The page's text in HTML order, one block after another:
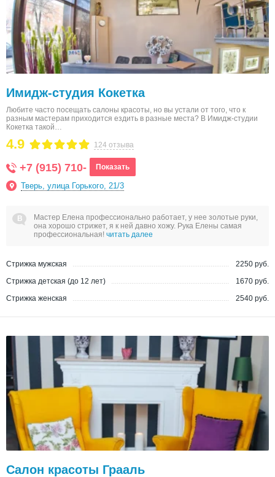
Имидж-студия Кокетка
Любите часто посещать салоны красоты, но вы устали от того, что к
разным мастерам приходится ездить в разные места? В Имидж-студии
Кокетка такой…
124 отзыва
4.9
+7 (915) 710- Показать
Тверь, улица Горького, 21/3
Мастер Елена профессионально работает, у нее золотые руки,
она хорошо стрижет, я к ней давно хожу. Рука Елены самая
профессиональная! читать далее
Стрижка мужская
2250 руб.
Стрижка детская (до 12 лет)
1670 руб.
Стрижка женская
2540 руб.
Салон красоты Грааль